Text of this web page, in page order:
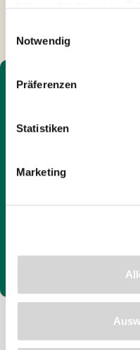
Notwendig
Präferenzen
Statistiken
Marketing